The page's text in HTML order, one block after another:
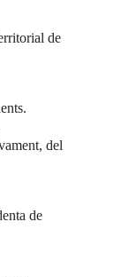
de
del
de